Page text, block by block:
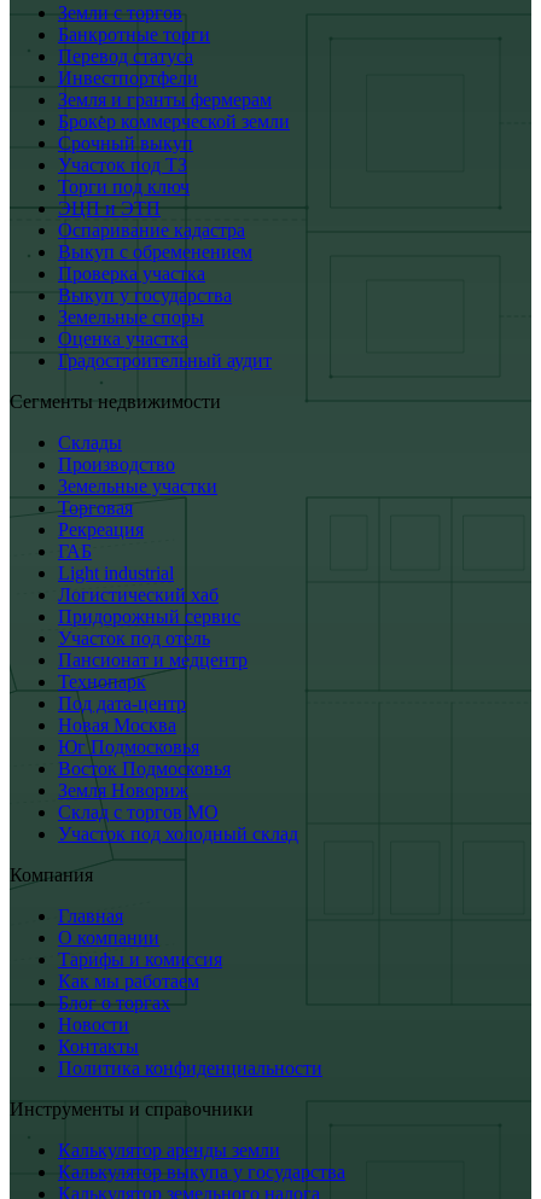
Земли с торгов
Банкротные торги
Перевод статуса
Инвестпортфели
Земля и гранты фермерам
Брокер коммерческой земли
Срочный выкуп
Участок под ТЗ
Торги под ключ
ЭЦП и ЭТП
Оспаривание кадастра
Выкуп с обременением
Проверка участка
Выкуп у государства
Земельные споры
Оценка участка
Градостроительный аудит
Сегменты недвижимости
Склады
Производство
Земельные участки
Торговая
Рекреация
ГАБ
Light industrial
Логистический хаб
Придорожный сервис
Участок под отель
Пансионат и медцентр
Технопарк
Под дата-центр
Новая Москва
Юг Подмосковья
Восток Подмосковья
Земля Новориж
Склад с торгов МО
Участок под холодный склад
Компания
Главная
О компании
Тарифы и комиссия
Как мы работаем
Блог о торгах
Новости
Контакты
Политика конфиденциальности
Инструменты и справочники
Калькулятор аренды земли
Калькулятор выкупа у государства
Калькулятор земельного налога